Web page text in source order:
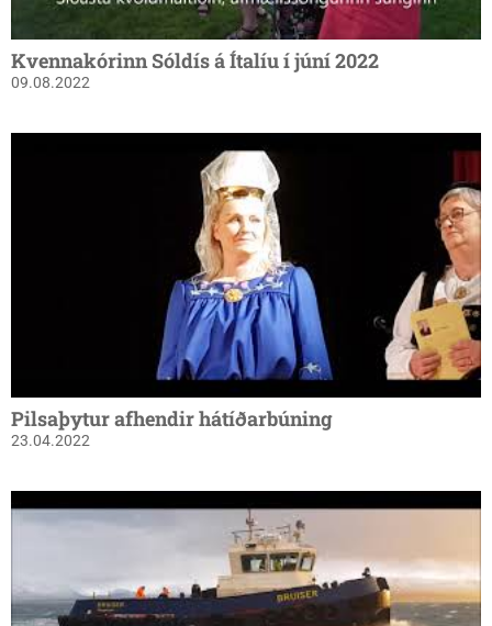
Kvennakórinn Sóldís á Ítalíu í júní 2022
09.08.2022
Pilsaþytur afhendir hátíðarbúning
23.04.2022